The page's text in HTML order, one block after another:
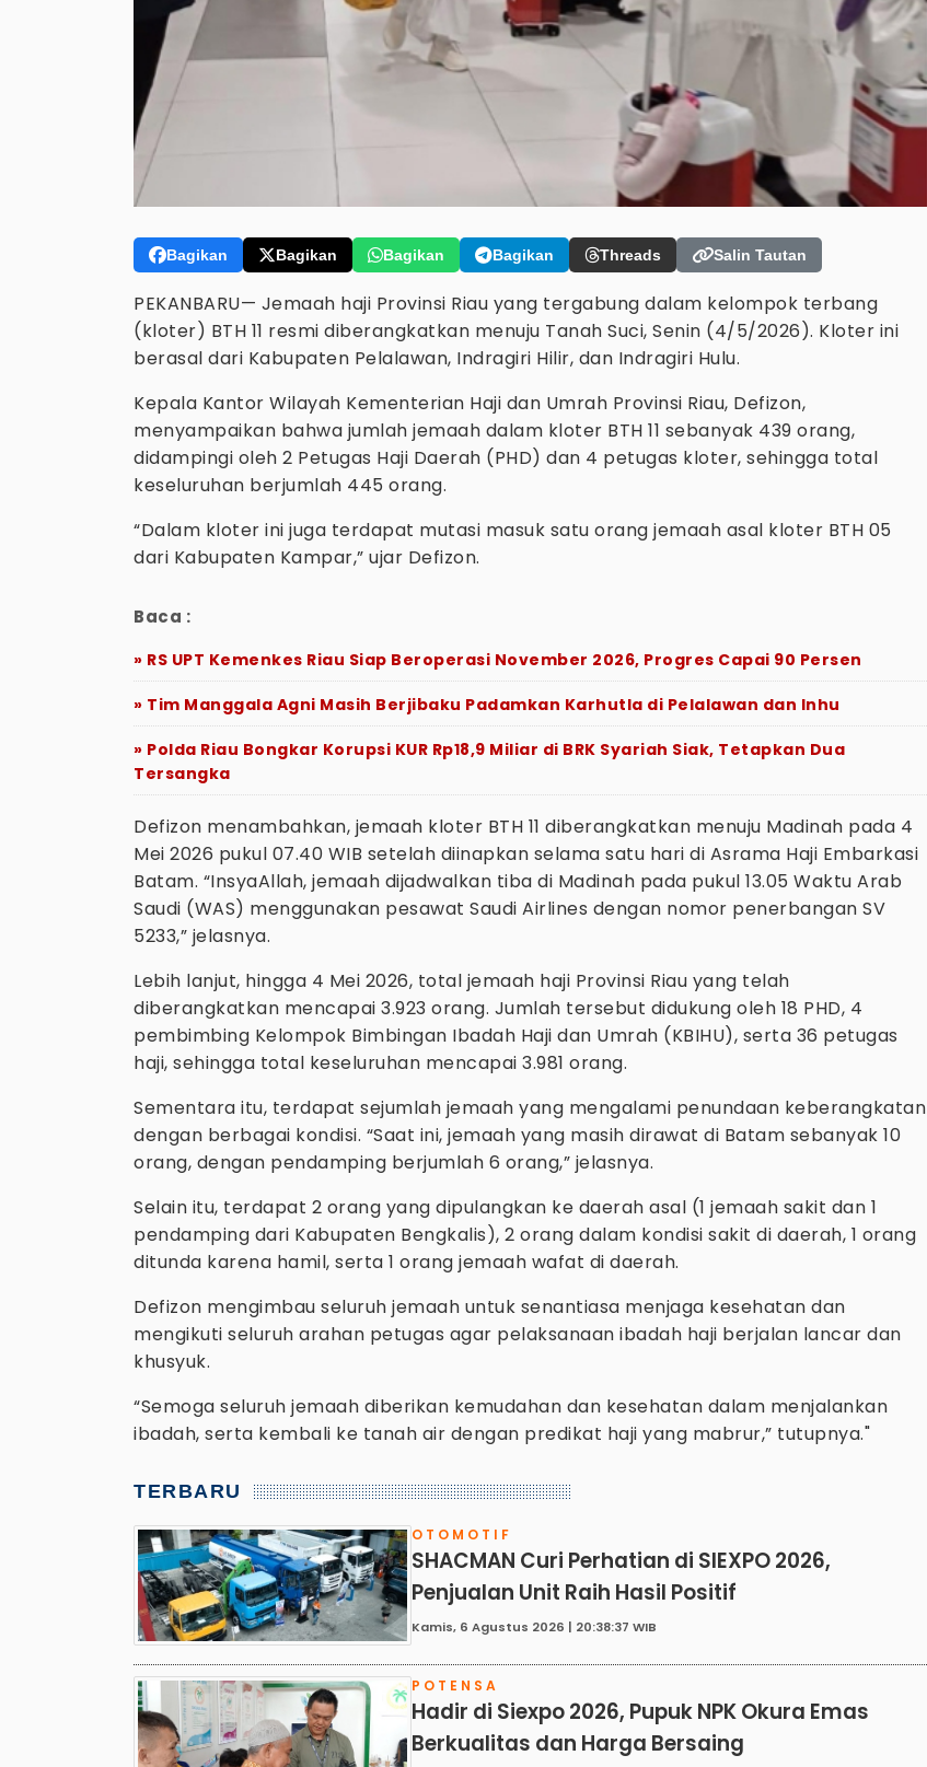
Bagikan Bagikan Bagikan Bagikan Threads Salin Tautan
PEKANBARU— Jemaah haji Provinsi Riau yang tergabung dalam kelompok terbang
(kloter) BTH 11 resmi diberangkatkan menuju Tanah Suci, Senin (4/5/2026). Kloter ini
berasal dari Kabupaten Pelalawan, Indragiri Hilir, dan Indragiri Hulu.
Kepala Kantor Wilayah Kementerian Haji dan Umrah Provinsi Riau, Defizon,
menyampaikan bahwa jumlah jemaah dalam kloter BTH 11 sebanyak 439 orang,
didampingi oleh 2 Petugas Haji Daerah (PHD) dan 4 petugas kloter, sehingga total
keseluruhan berjumlah 445 orang.
“Dalam kloter ini juga terdapat mutasi masuk satu orang jemaah asal kloter BTH 05
dari Kabupaten Kampar,” ujar Defizon.
Baca :
» RS UPT Kemenkes Riau Siap Beroperasi November 2026, Progres Capai 90 Persen
» Tim Manggala Agni Masih Berjibaku Padamkan Karhutla di Pelalawan dan Inhu
» Polda Riau Bongkar Korupsi KUR Rp18,9 Miliar di BRK Syariah Siak, Tetapkan Dua
Tersangka
Defizon menambahkan, jemaah kloter BTH 11 diberangkatkan menuju Madinah pada 4
Mei 2026 pukul 07.40 WIB setelah diinapkan selama satu hari di Asrama Haji Embarkasi
Batam. “InsyaAllah, jemaah dijadwalkan tiba di Madinah pada pukul 13.05 Waktu Arab
Saudi (WAS) menggunakan pesawat Saudi Airlines dengan nomor penerbangan SV
5233,” jelasnya.
Lebih lanjut, hingga 4 Mei 2026, total jemaah haji Provinsi Riau yang telah
diberangkatkan mencapai 3.923 orang. Jumlah tersebut didukung oleh 18 PHD, 4
pembimbing Kelompok Bimbingan Ibadah Haji dan Umrah (KBIHU), serta 36 petugas
haji, sehingga total keseluruhan mencapai 3.981 orang.
Sementara itu, terdapat sejumlah jemaah yang mengalami penundaan keberangkatan
dengan berbagai kondisi. “Saat ini, jemaah yang masih dirawat di Batam sebanyak 10
orang, dengan pendamping berjumlah 6 orang,” jelasnya.
Selain itu, terdapat 2 orang yang dipulangkan ke daerah asal (1 jemaah sakit dan 1
pendamping dari Kabupaten Bengkalis), 2 orang dalam kondisi sakit di daerah, 1 orang
ditunda karena hamil, serta 1 orang jemaah wafat di daerah.
Defizon mengimbau seluruh jemaah untuk senantiasa menjaga kesehatan dan
mengikuti seluruh arahan petugas agar pelaksanaan ibadah haji berjalan lancar dan
khusyuk.
“Semoga seluruh jemaah diberikan kemudahan dan kesehatan dalam menjalankan
ibadah, serta kembali ke tanah air dengan predikat haji yang mabrur,” tutupnya."
TERBARU
OTOMOTIF
SHACMAN Curi Perhatian di SIEXPO 2026,
Penjualan Unit Raih Hasil Positif
Kamis, 6 Agustus 2026 | 20:38:37 WIB
POTENSA
Hadir di Siexpo 2026, Pupuk NPK Okura Emas
Berkualitas dan Harga Bersaing